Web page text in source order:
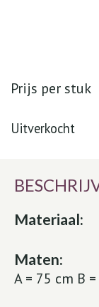
Prijs per stuk
Uitverkocht
Materiaal:
Maten:
A = 75 cm B